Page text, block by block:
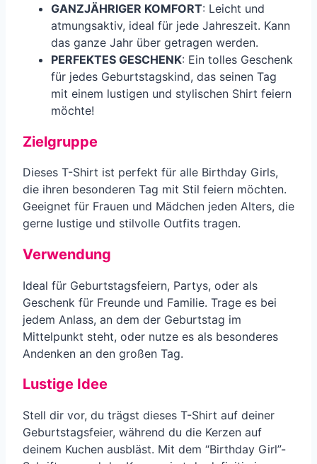
GANZJÄHRIGER KOMFORT: Leicht und
atmungsaktiv, ideal für jede Jahreszeit. Kann
das ganze Jahr über getragen werden.
PERFEKTES GESCHENK: Ein tolles Geschenk
für jedes Geburtstagskind, das seinen Tag
mit einem lustigen und stylischen Shirt feiern
möchte!
Zielgruppe
Dieses T-Shirt ist perfekt für alle Birthday Girls,
die ihren besonderen Tag mit Stil feiern möchten.
Geeignet für Frauen und Mädchen jeden Alters, die
gerne lustige und stilvolle Outfits tragen.
Verwendung
Ideal für Geburtstagsfeiern, Partys, oder als
Geschenk für Freunde und Familie. Trage es bei
jedem Anlass, an dem der Geburtstag im
Mittelpunkt steht, oder nutze es als besonderes
Andenken an den großen Tag.
Lustige Idee
Stell dir vor, du trägst dieses T-Shirt auf deiner
Geburtstagsfeier, während du die Kerzen auf
deinem Kuchen ausbläst. Mit dem “Birthday Girl”-